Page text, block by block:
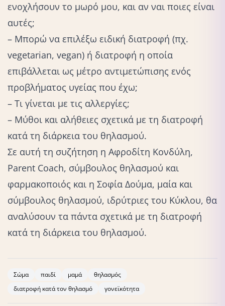
ενοχλήσουν το μωρό μου, και αν ναι ποιες είναι
αυτές;
– Μπορώ να επιλέξω ειδική διατροφή (πχ.
vegetarian, vegan) ή διατροφή η οποία
επιβάλλεται ως μέτρο αντιμετώπισης ενός
προβλήματος υγείας που έχω;
– Τι γίνεται με τις αλλεργίες;
– Μύθοι και αλήθειες σχετικά με τη διατροφή
κατά τη διάρκεια του θηλασμού.
Σε αυτή τη συζήτηση η Αφροδίτη Κονδύλη,
Parent Coach, σύμβουλος θηλασμού και
φαρμακοποιός και η Σοφία Δούμα, μαία και
σύμβουλος θηλασμού, ιδρύτριες του Κύκλου, θα
αναλύσουν τα πάντα σχετικά με τη διατροφή
κατά τη διάρκεια του θηλασμού.
Σώμα παιδί μαμά
θηλασμός
διατροφή κατά τον θηλασμό
γονεϊκότητα